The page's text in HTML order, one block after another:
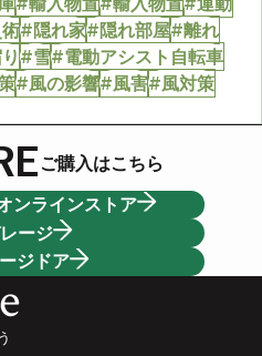
#隠れ家#隠れ部屋#離れ
#雪#電動アシスト自転車
#風の影響#風害#風対策
ご購入はこちら
ンラインストア
ージ
ジドア